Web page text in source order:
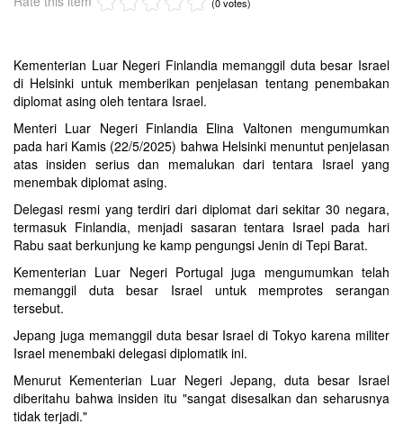
Kementerian Luar Negeri Finlandia memanggil duta besar Israel
di Helsinki untuk memberikan penjelasan tentang penembakan
diplomat asing oleh tentara Israel.
Menteri Luar Negeri Finlandia Elina Valtonen mengumumkan
pada hari Kamis (22/5/2025) bahwa Helsinki menuntut penjelasan
atas insiden serius dan memalukan dari tentara Israel yang
menembak diplomat asing.
Delegasi resmi yang terdiri dari diplomat dari sekitar 30 negara,
termasuk Finlandia, menjadi sasaran tentara Israel pada hari
Rabu saat berkunjung ke kamp pengungsi Jenin di Tepi Barat.
Kementerian Luar Negeri Portugal juga mengumumkan telah
memanggil duta besar Israel untuk memprotes serangan
tersebut.
Jepang juga memanggil duta besar Israel di Tokyo karena militer
Israel menembaki delegasi diplomatik ini.
Menurut Kementerian Luar Negeri Jepang, duta besar Israel
diberitahu bahwa insiden itu "sangat disesalkan dan seharusnya
tidak terjadi."